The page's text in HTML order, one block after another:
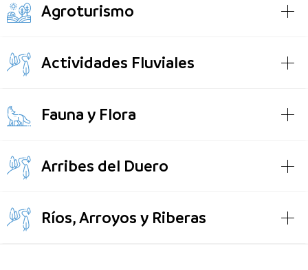
Agroturismo
Actividades Fluviales
Fauna y Flora
Arribes del Duero
Ríos, Arroyos y Riberas